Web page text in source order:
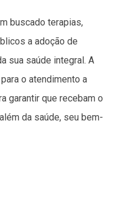
buscado terapias,
a adoção de
sua saúde integral. A
o atendimento a
garantir que recebam o
da saúde, seu bem-